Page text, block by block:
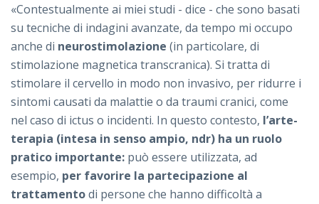
«Contestualmente ai miei studi - dice - che sono basati
su tecniche di indagini avanzate, da tempo mi occupo
anche di neurostimolazione (in particolare, di
stimolazione magnetica transcranica). Si tratta di
stimolare il cervello in modo non invasivo, per ridurre i
sintomi causati da malattie o da traumi cranici, come
nel caso di ictus o incidenti. In questo contesto, l’arte-
terapia (intesa in senso ampio, ndr) ha un ruolo
pratico importante: può essere utilizzata, ad
esempio, per favorire la partecipazione al
trattamentodi persone che hanno difficoltà a